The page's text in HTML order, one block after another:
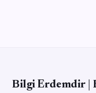
Bilgi Erdemdir |